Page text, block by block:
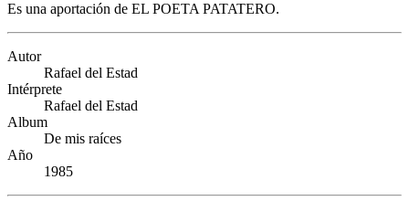
Es una aportación de EL POETA PATATERO.
Autor
Rafael del Estad
Intérprete
Rafael del Estad
Album
De mis raíces
Año
1985